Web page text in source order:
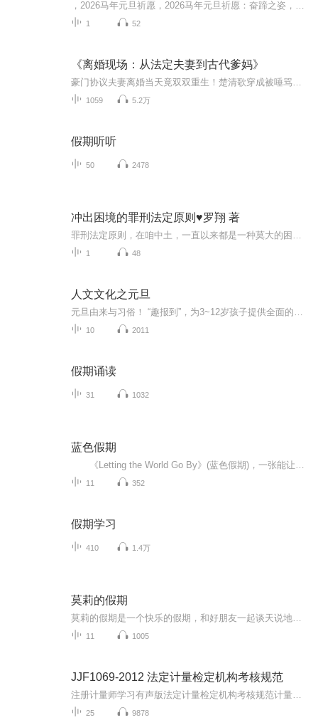
1 52
《离婚现场：从法定夫妻到古代爹妈》
1059 5.2万
假期听听
50 2478
冲出困境的罪刑法定原则♥罗翔 著
1 48
人文文化之元旦
10 2011
假期诵读
31 1032
蓝色假期
11 352
假期学习
410 1.4万
莫莉的假期
11 1005
JJF1069-2012 法定计量检定机构考核规范
25 9878